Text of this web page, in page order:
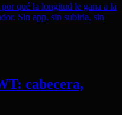
qué la longitud le gana a la
Sin app, sin subirla, sin
cabecera,